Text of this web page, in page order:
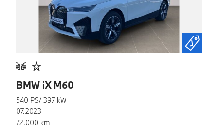
BMW iX M60
540 PS/ 397 kW
07.2023
72.000 km